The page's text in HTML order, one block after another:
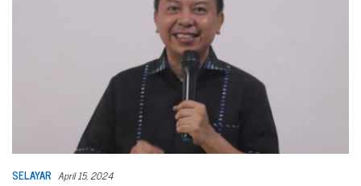
SELAYAR April 15, 2024